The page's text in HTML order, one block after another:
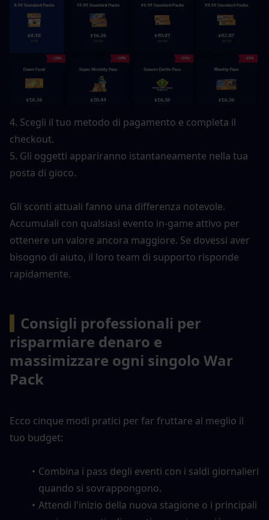
4. Scegli il tuo metodo di pagamento e completa il
checkout.
5. Gli oggetti appariranno istantaneamente nella tua
posta di gioco.
Gli sconti attuali fanno una differenza notevole.
Accumulali con qualsiasi evento in-game attivo per
ottenere un valore ancora maggiore. Se dovessi aver
bisogno di aiuto, il loro team di supporto risponde
rapidamente.
Consigli professionali per
risparmiare denaro e
massimizzare ogni singolo War
Pack
Ecco cinque modi pratici per far fruttare al meglio il
tuo budget:
Combina i pass degli eventi con i saldi giornalieri
quando si sovrappongono.
Attendi l'inizio della nuova stagione o i principali